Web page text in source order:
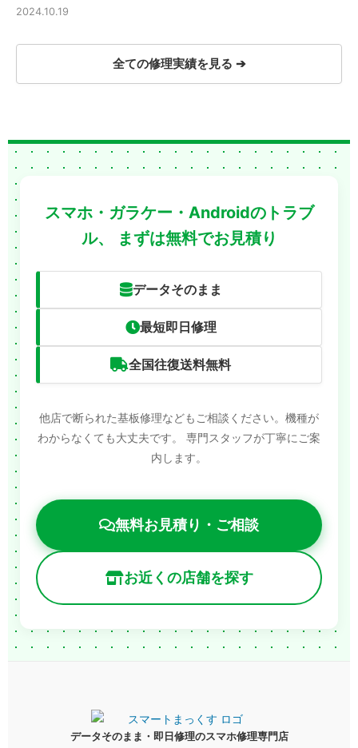
2024.10.19
全ての修理実績を見る ➔
スマホ・ガラケー・Androidのトラブ
ル、
まずは無料でお見積り
データそのまま
最短即日修理
全国往復送料無料
他店で断られた基板修理などもご相談ください。機種が
わからなくても大丈夫です。
専門スタッフが丁寧にご案
内します。
無料お見積り・ご相談
お近くの店舗を探す
データそのまま・即日修理のスマホ修理専門店